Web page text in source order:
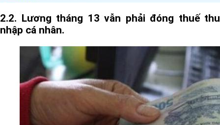
2.2. Lương tháng 13 vẫn phải đóng thuế thu
nhập cá nhân.